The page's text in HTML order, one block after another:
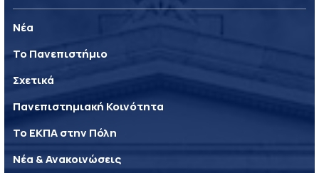
Νέα
Το Πανεπιστήμιο
Σχετικά
Πανεπιστημιακή Κοινότητα
Το ΕΚΠΑ στην Πόλη
Νέα & Ανακοινώσεις